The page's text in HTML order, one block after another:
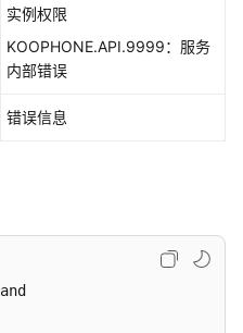
实例权限
KOOPHONE.API.9999：服务
内部错误
错误信息